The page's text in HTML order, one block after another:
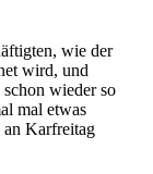
wie der
wird, und
schon wieder so
mal etwas
an Karfreitag